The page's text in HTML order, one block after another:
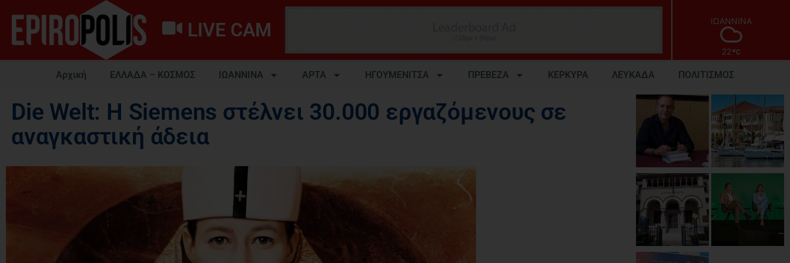
LIVE CAM ΙΩΑΝΝΙΝΑ
22
Αρχική ΕΛΛΑΔΑ – ΚΟΣΜΟΣ ΙΩΑΝΝΙΝΑ ΑΡΤΑ ΗΓΟΥΜΕΝΙΤΣΑ ΠΡΕΒΕΖΑ ΚΕΡΚΥΡΑ ΛΕΥΚΑΔΑ ΠΟΛΙΤΙΣΜΟΣ
Die Welt: H Siemens στέλνει 30.000 εργαζόμενους σε
αναγκαστική άδεια